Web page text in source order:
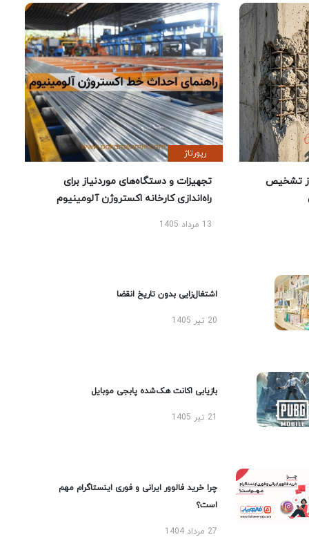
تشخیص
رپورتاژ
تجهیزات و دستگاه‌های موردنیاز برای
راه‌اندازی کارخانه اکستروژن آلومینیوم
13 مرداد 1405
اشتغال‌زایی بدون تاریخ انقضا
20 تیر 1405
بازیابی اکانت هک‌شده پابجی موبایل
چرا خرید فالوور ایرانی و فوری اینستاگرام مهم
است؟
27 مرداد 1404